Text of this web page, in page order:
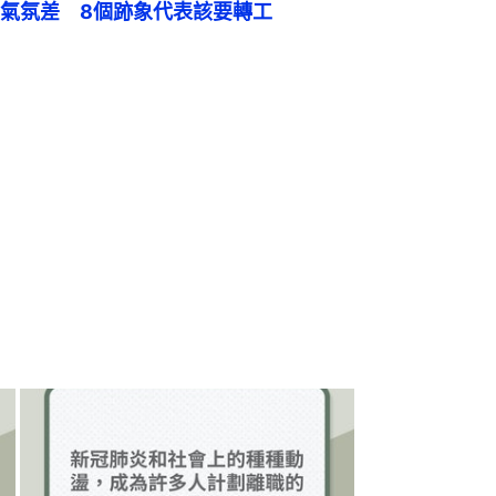
氛差　8個跡象代表該要轉工